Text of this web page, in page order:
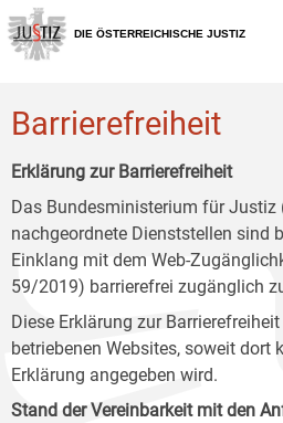
Zur
Hauptnavigation
[1]
Zum
Inhalt
[2]
Zum
Untermenü
[3]
DIE ÖSTERREICHISCHE JUSTIZ
Barrierefreiheit
Erklärung zur Barrierefreiheit
Das Bundesministerium für Justiz
nachgeordnete Dienststellen sind
Einklang mit dem Web-
59/2019) barrierefrei zugänglich
Diese Erklärung zur
betriebenen Websites, soweit dort
Erklärung angegeben wird.
Stand der Vereinbarkeit mit den